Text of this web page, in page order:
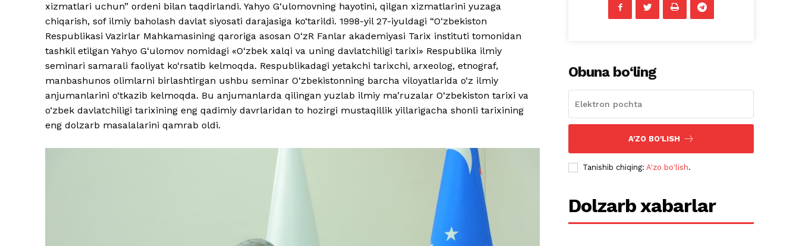
xizmatlari uchun” ordeni bilan taqdirlandi. Yahyo G‘ulomovning hayotini, qilgan xizmatlarini yuzaga
chiqarish, sof ilmiy baholash davlat siyosati darajasiga ko‘tarildi. 1998-yil 27-iyuldagi “O‘zbekiston
Respublikasi Vazirlar Mahkamasining qaroriga asosan O‘zR Fanlar akademiyasi Tarix instituti tomonidan
tashkil etilgan Yahyo G‘ulomov nomidagi «O‘zbek xalqi va uning davlatchiligi tarixi» Respublika ilmiy
seminari samarali faoliyat ko‘rsatib kelmoqda. Respublikadagi yetakchi tarixchi, arxeolog, etnograf,
manbashunos olimlarni birlashtirgan ushbu seminar O‘zbekistonning barcha viloyatlarida o‘z ilmiy
anjumanlarini o‘tkazib kelmoqda. Bu anjumanlarda qilingan yuzlab ilmiy ma’ruzalar O‘zbekiston tarixi va
o‘zbek davlatchiligi tarixining eng qadimiy davrlaridan to hozirgi mustaqillik yillarigacha shonli tarixining
eng dolzarb masalalarini qamrab oldi.
Obuna bo‘ling
A'ZO BO'LISH
Tanishib chiqing:A'zo bo'lish.
Dolzarb xabarlar